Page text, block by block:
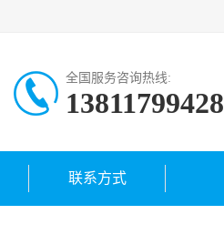
全国服务咨询热线:
13811799428
联系方式